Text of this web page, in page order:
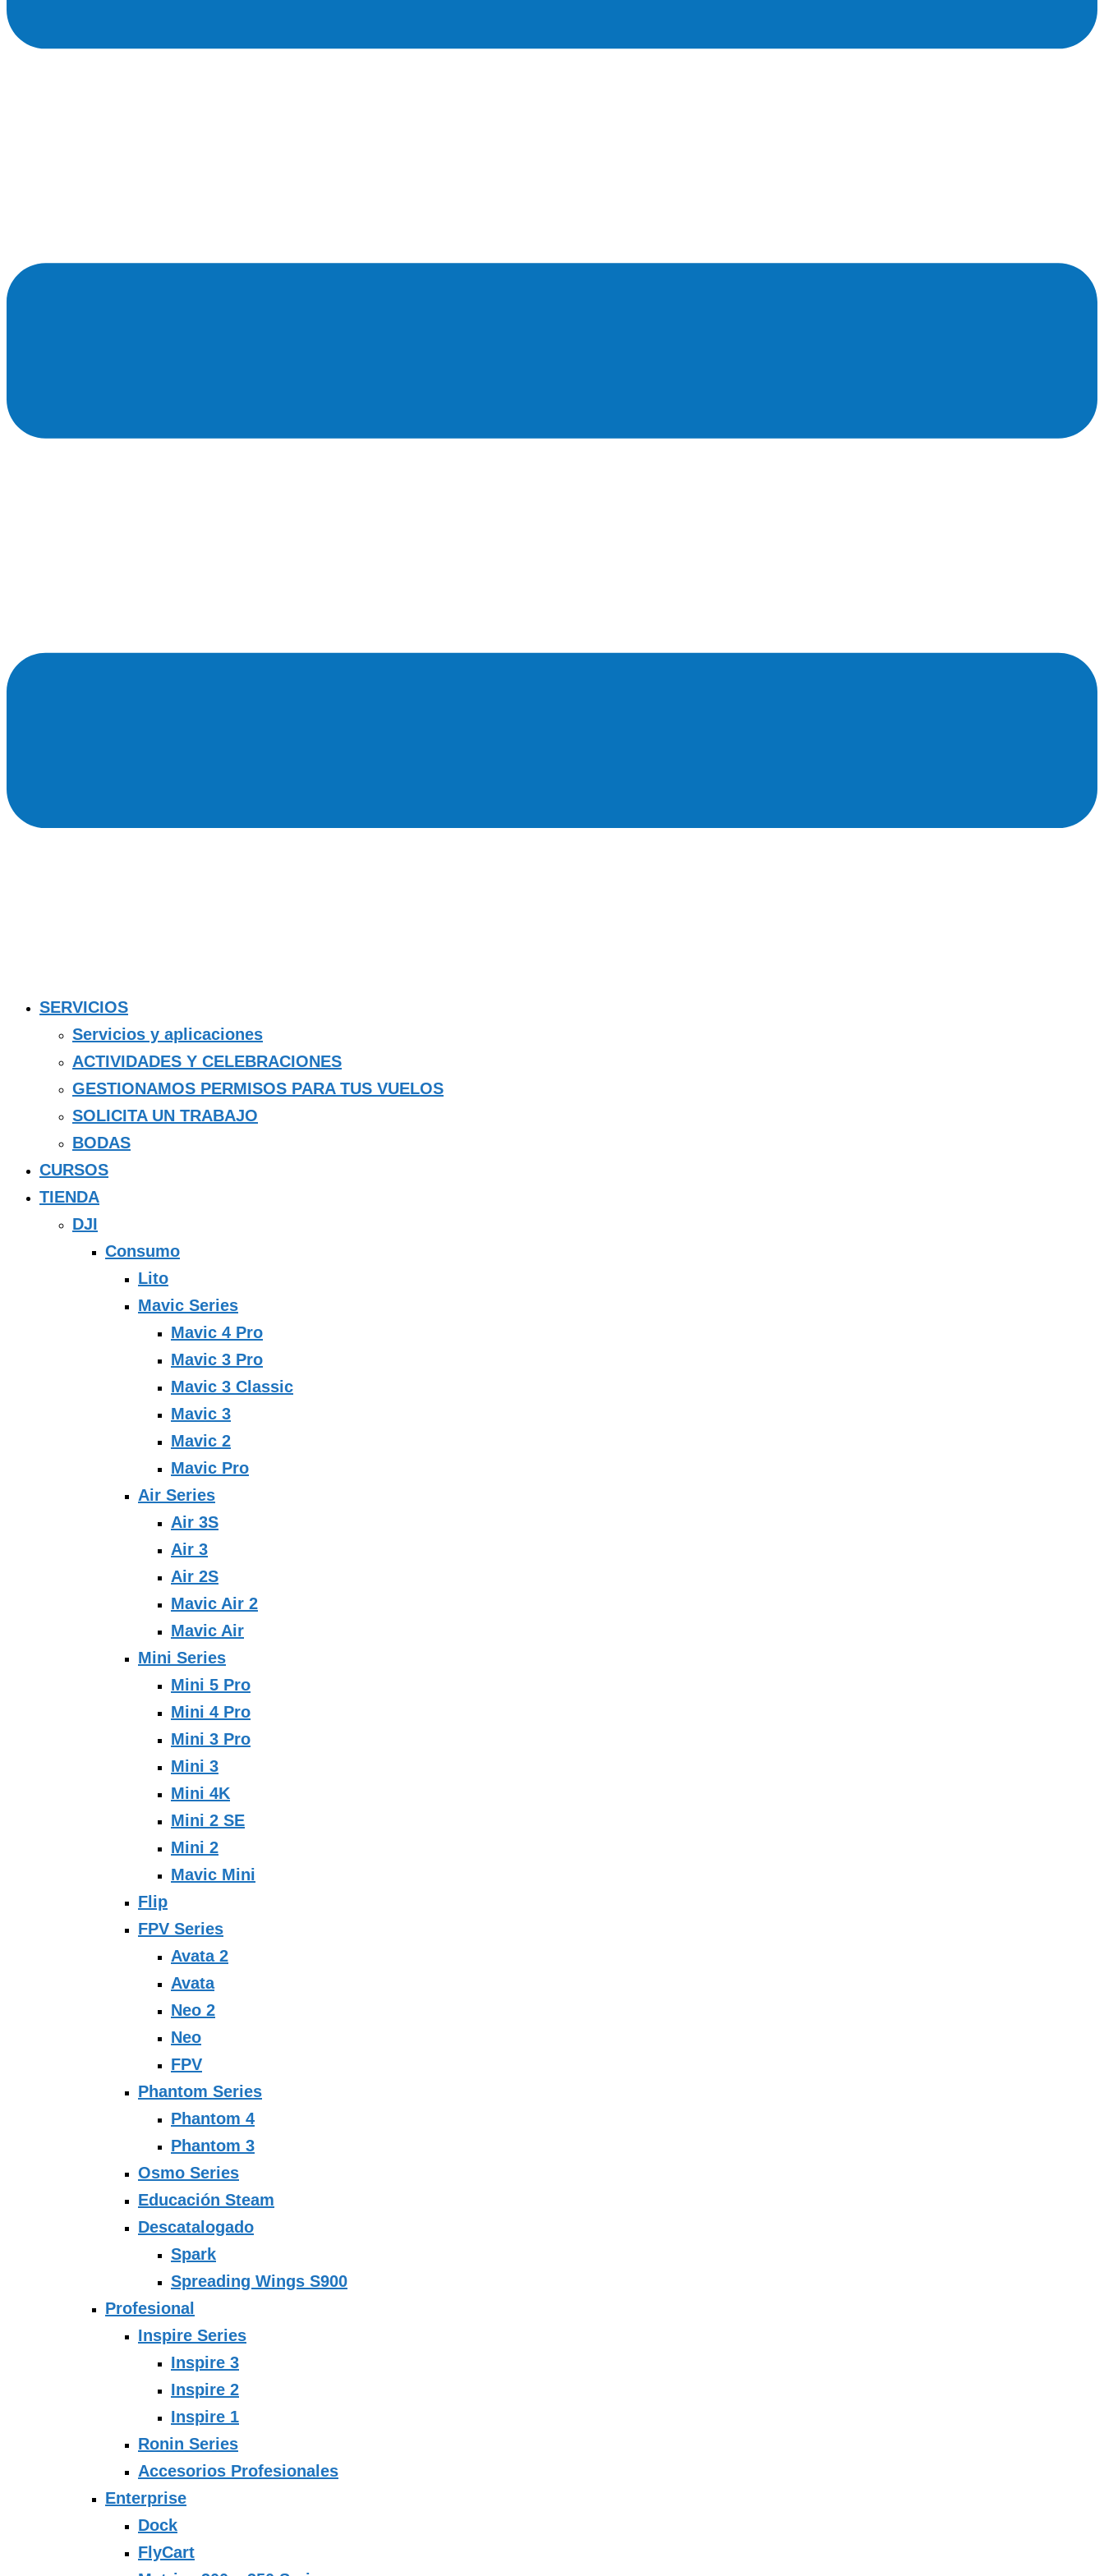
SERVICIOS
Servicios y aplicaciones
ACTIVIDADES Y CELEBRACIONES
GESTIONAMOS PERMISOS PARA TUS VUELOS
SOLICITA UN TRABAJO
BODAS
CURSOS
TIENDA
DJI
Consumo
Lito
Mavic Series
Mavic 4 Pro
Mavic 3 Pro
Mavic 3 Classic
Mavic 3
Mavic 2
Mavic Pro
Air Series
Air 3S
Air 3
Air 2S
Mavic Air 2
Mavic Air
Mini Series
Mini 5 Pro
Mini 4 Pro
Mini 3 Pro
Mini 3
Mini 4K
Mini 2 SE
Mini 2
Mavic Mini
Flip
FPV Series
Avata 2
Avata
Neo 2
Neo
FPV
Phantom Series
Phantom 4
Phantom 3
Osmo Series
Educación Steam
Descatalogado
Spark
Spreading Wings S900
Profesional
Inspire Series
Inspire 3
Inspire 2
Inspire 1
Ronin Series
Accesorios Profesionales
Enterprise
Dock
FlyCart